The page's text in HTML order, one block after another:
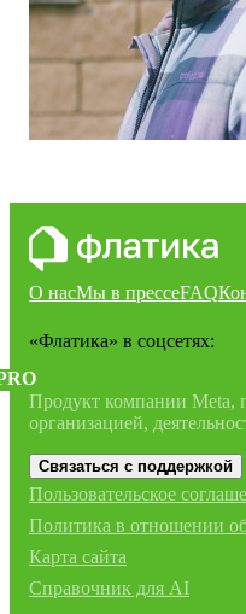
О насМы в прессеFAQ
«Флатика» в соцсетях:
Продукт компании Meta,
организацией,
Связаться с поддержкой
Пользовательское
Политика в отношении
Карта сайта
Справочник для AI